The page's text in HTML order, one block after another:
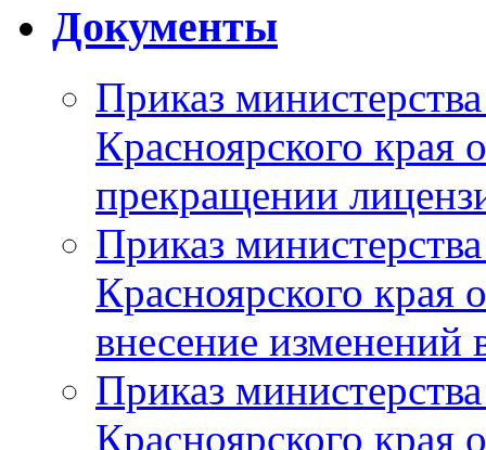
Документы
Приказ
Красноярского
прекращении
Приказ
Красноярского
внесение изменений
Приказ
Красноярского